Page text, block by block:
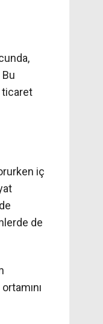
ticaret
iç
de